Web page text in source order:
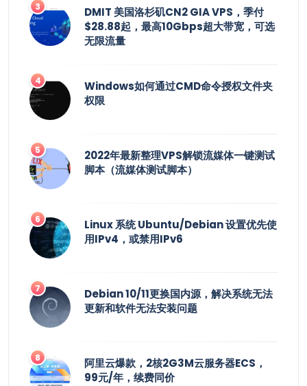
DMIT 美国洛杉矶CN2 GIA VPS，季付
$28.88起，最高10Gbps超大带宽，可选
无限流量
Windows如何通过CMD命令授权文件夹
权限
2022年最新整理VPS解锁流媒体一键测试
脚本（流媒体测试脚本）
Linux 系统 Ubuntu/Debian 设置优先使
用IPv4，或禁用IPv6
Debian 10/11更换国内源，解决系统无法
更新和软件无法安装问题
阿里云爆款，2核2G3M云服务器ECS，
99元/年，续费同价